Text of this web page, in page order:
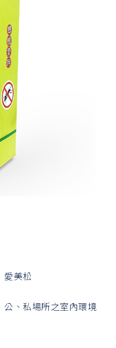
愛美松
公、私場所之室內環境